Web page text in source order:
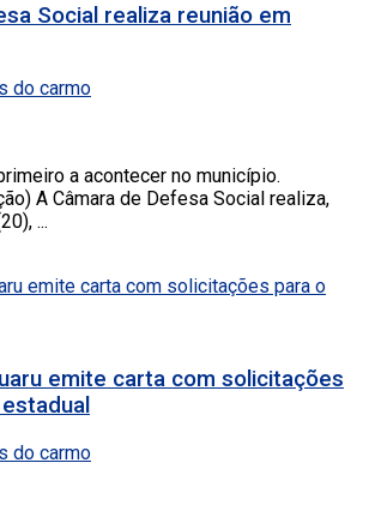
Social realiza reunião em
do carmo
a acontecer no município.
A Câmara de Defesa Social realiza,
...
emite carta com solicitações
do carmo